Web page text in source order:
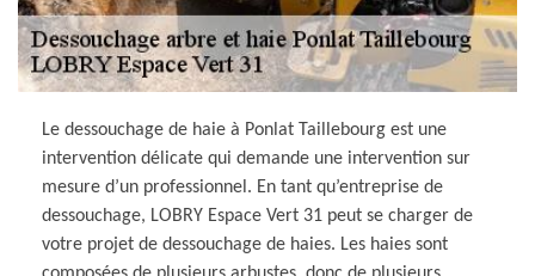
Le dessouchage de haie à Ponlat Taillebourg est une
intervention délicate qui demande une intervention sur
mesure d’un professionnel. En tant qu’entreprise de
dessouchage, LOBRY Espace Vert 31 peut se charger de
votre projet de dessouchage de haies. Les haies sont